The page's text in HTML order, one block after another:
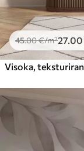
45.00€/m²27 .00